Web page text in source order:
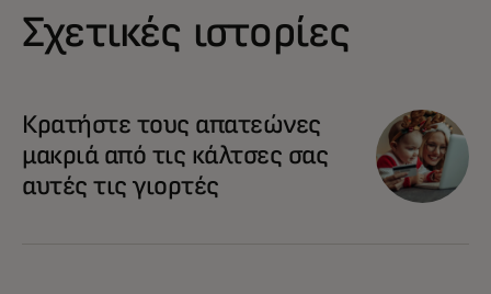
Σχετικές ιστορίες
Κρατήστε τους απατεώνες
μακριά από τις κάλτσες σας
αυτές τις γιορτές